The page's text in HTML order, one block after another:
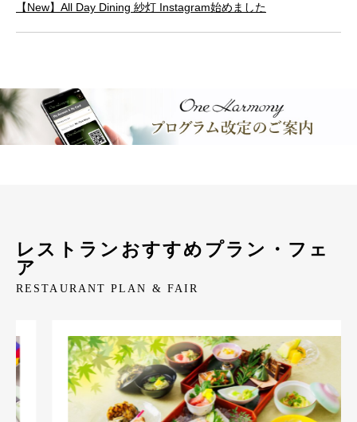
【New】All Day Dining 紗灯 Instagram始めました
レストランおすすめプラン・フェ
ア
RESTAURANT PLAN & FAIR